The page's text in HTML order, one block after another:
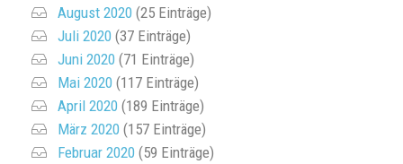
August 2020 (25 Einträge)
Juli 2020 (37 Einträge)
Juni 2020 (71 Einträge)
Mai 2020 (117 Einträge)
April 2020 (189 Einträge)
März 2020 (157 Einträge)
Februar 2020 (59 Einträge)